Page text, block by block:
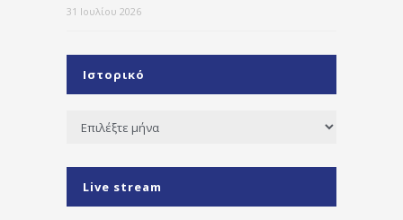
31 Ιουλίου 2026
Ιστορικό
Ιστορικό
Live stream